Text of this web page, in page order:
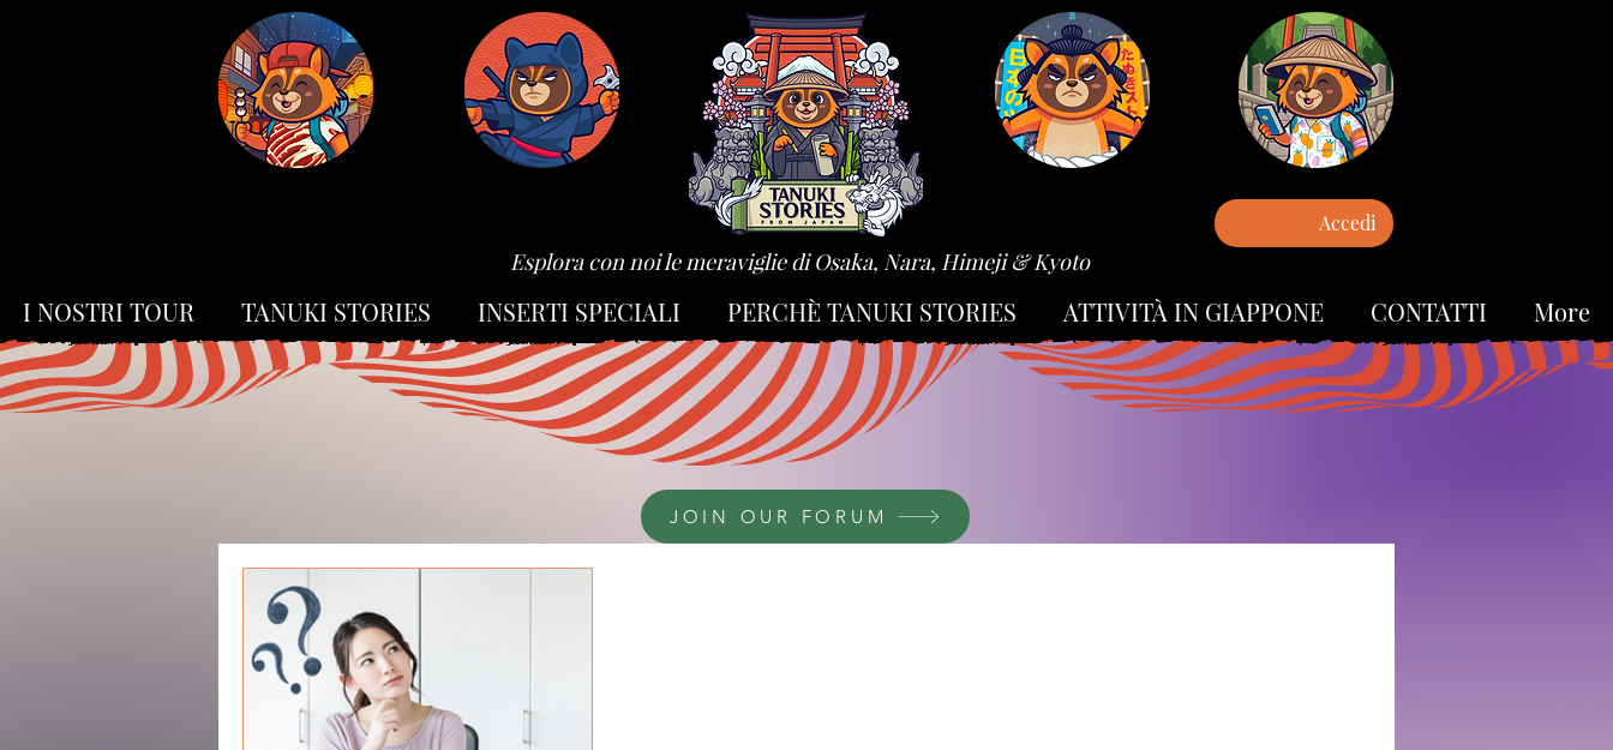
Accedi
Esplora con noi le meraviglie di Osaka, Nara, Himeji & Kyoto
JOIN OUR FORUM
I NOSTRI TOUR TANUKI STORIES INSERTI SPECIALI PERCHÈ TANUKI STORIES ATTIVITÀ IN GIAPPONE CONTATTI More